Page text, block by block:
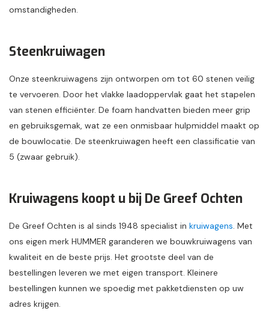
omstandigheden.
Steenkruiwagen
Onze steenkruiwagens zijn ontworpen om tot 60 stenen veilig
te vervoeren. Door het vlakke laadoppervlak gaat het stapelen
van stenen efficiënter. De foam handvatten bieden meer grip
en gebruiksgemak, wat ze een onmisbaar hulpmiddel maakt op
de bouwlocatie. De steenkruiwagen heeft een classificatie van
5 (zwaar gebruik).
Kruiwagens koopt u bij De Greef Ochten
De Greef Ochten is al sinds 1948 specialist in kruiwagens. Met
ons eigen merk HUMMER garanderen we bouwkruiwagens van
kwaliteit en de beste prijs. Het grootste deel van de
bestellingen leveren we met eigen transport. Kleinere
bestellingen kunnen we spoedig met pakketdiensten op uw
adres krijgen.